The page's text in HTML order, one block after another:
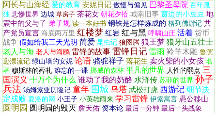
阿长与山海经 爱的教育 安妮日记 傲慢与偏见 巴黎圣母院 百年孤
独 悲惨世界 边城 草房子 茶花女 朝花夕拾 城南旧事 窗边的小豆豆 地
震中的父与子 弟子规 读一本好书 钢铁是怎样炼成的 格列佛游记 共
产党员宣言 海底两万里 红楼梦 红岩 红与黑 呼啸山庄 活着 货币
战争 假如给我三天光明 简爱 昆虫记 狼图腾 狼王梦 狼牙山五壮士
老人与海 老人与海鸥 雷锋的故事 雷锋日记 雷雨 羚羊木雕 鲁滨
逊漂流记 绿山墙的安妮 论语 骆驼祥子 落花生 卖火柴的小女孩 名
著 穆斯林的葬礼 难忘的一课 挪威的森林 平凡的世界 人性的弱点 三
国演义 十万个为什么 谁动了我的奶酪 水浒传 苏菲的世界 孙子
兵法 汤姆索亚历险记 童年 围城 乌塔 武松打虎 西游记 细节决
定成败 夏洛的网 小王子 小英雄雨来 学习雷锋 伊索寓言 愚公移山
圆明园 圆明园的毁灭 詹天佑 资本论 最后一分钟 最后一头战象